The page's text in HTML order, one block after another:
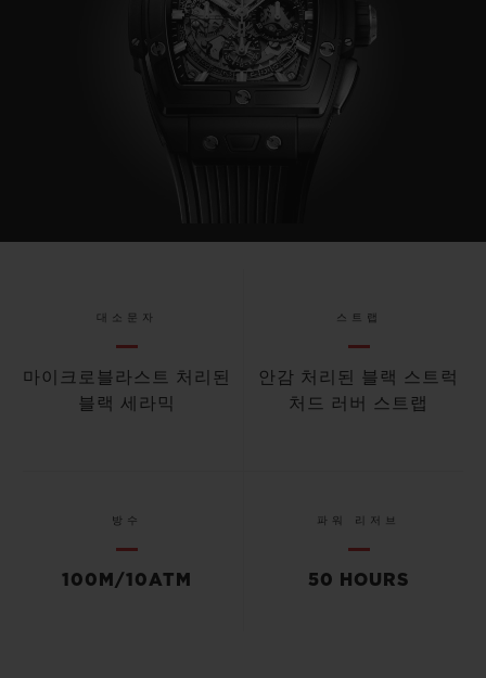
대소문자
마이크로블라스트 처리된
블랙 세라믹
스트랩
안감 처리된 블랙 스트럭
처드 러버 스트랩
방수
100M/10ATM
파워 리저브
50 HOURS